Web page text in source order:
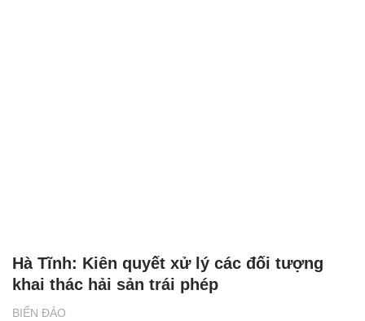
BIỂN ĐẢO
Hà Tĩnh: Kiên quyết xử lý các đối tượng
khai thác hải sản trái phép